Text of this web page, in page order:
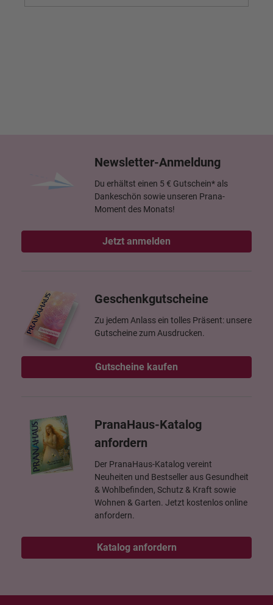
Newsletter-Anmeldung
Du erhältst einen 5 € Gutschein* als
Dankeschön sowie unseren Prana-
Moment des Monats!
Jetzt anmelden
Geschenkgutscheine
Zu jedem Anlass ein tolles Präsent: unsere
Gutscheine zum Ausdrucken.
Gutscheine kaufen
PranaHaus-Katalog
anfordern
Der PranaHaus-Katalog vereint
Neuheiten und Bestseller aus Gesundheit
& Wohlbefinden, Schutz & Kraft sowie
Wohnen & Garten. Jetzt kostenlos online
anfordern.
Katalog anfordern